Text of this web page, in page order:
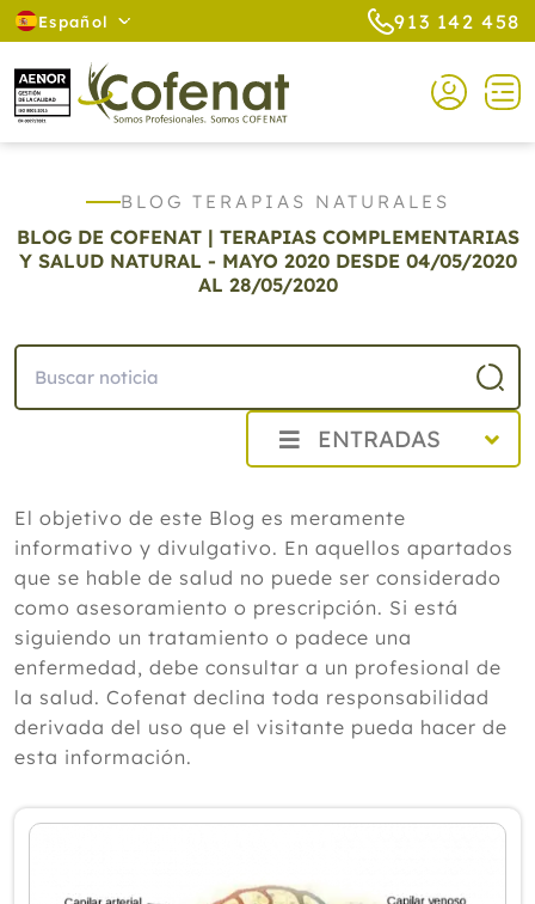
Español 913 142 458
BLOG TERAPIAS NATURALES
BLOG DE COFENAT | TERAPIAS COMPLEMENTARIAS
Y SALUD NATURAL - MAYO 2020 DESDE 04/05/2020
AL 28/05/2020
ENTRADAS
2025
2024
2023
2022
2021
2020
Noviembre
El objetivo de este Blog es meramente
informativo y divulgativo. En aquellos apartados
que se hable de salud no puede ser considerado
como asesoramiento o prescripción. Si está
siguiendo un tratamiento o padece una
enfermedad, debe consultar a un profesional de
la salud. Cofenat declina toda responsabilidad
derivada del uso que el visitante pueda hacer de
esta información.